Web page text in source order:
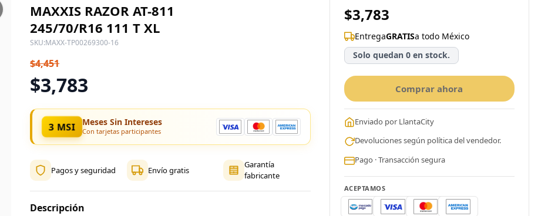
MAXXIS RAZOR AT-811
245/70/R16 111 T XL
SKU:MAXX-TP00269300-16
$4,451
$3,783
3 MSI Meses Sin Intereses
Con tarjetas participantes
Pagos y seguridad Envío gratis
Garantía
fabricante
Descripción
$3,783
EntregaGRATISa todo México
Solo quedan 0 en stock.
Comprar ahora
Enviado por LlantaCity
Devoluciones según política del vendedor.
Pago · Transacción segura
ACEPTAMOS